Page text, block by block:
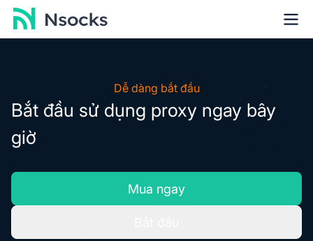
Dễ dàng bắt đầu
Bắt đầu sử dụng proxy ngay bây
giờ
Mua ngay